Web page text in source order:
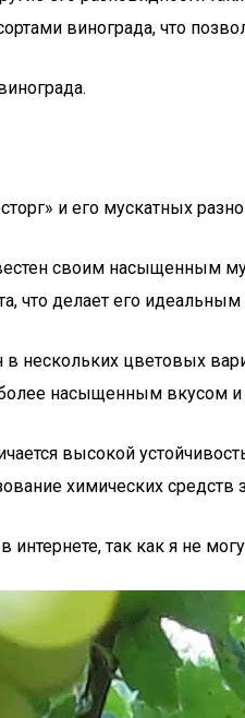
винограда, что
и его мускатных
своим насыщенным
что делает его
в нескольких цветовых
насыщенным вкусом
высокой
химических
так как я не